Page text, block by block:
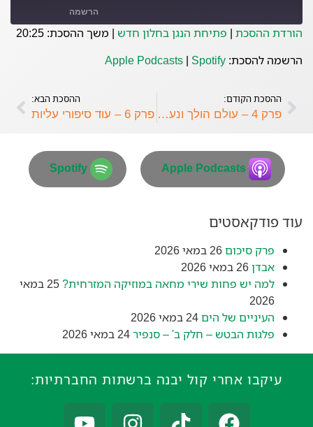
הרשמה
Apple Podcasts
Spotify
הורדת ההסכת | פתיחת הנגן בחלון חדש | משך ההסכת: 20:25
הרשמה להסכת:
Apple Podcasts | Spotify
ההסכת הקודם:
פרק 4 – עולם הולך ונעלם
ההסכת הבא:
פרק 6 – עוד סיפורי עליות
Apple Podcasts
Spotify
עוד פודקאסטים
פרק סיכום26 במאי 2026
אבדן26 במאי 2026
למה יש פחות שירי מחאה במוזיקה המזרחית?
25 במאי
2026
העיניים של הים24 במאי 2026
פלגות הבטש – חלק ב' – סנפיר24 במאי 2026
עיקבו אחרי קול יבנה ברשתות החברתיות: